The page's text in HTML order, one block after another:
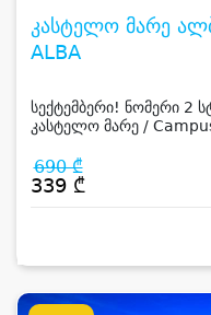
კასტელო მარე
ALBA
სექტემბერი! ნომერი 2
კასტელო მარე /
690 ₾
339 ₾